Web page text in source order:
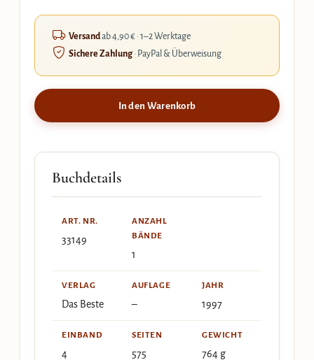
Versandab 4,90 € · 1–2 Werktage
Sichere Zahlung· PayPal & Überweisung
In den Warenkorb
Buchdetails
ART. NR.
33149
ANZAHL
BÄNDE
1
VERLAG
Das Beste
AUFLAGE
–
JAHR
1997
EINBAND
4
SEITEN
575
GEWICHT
764 g